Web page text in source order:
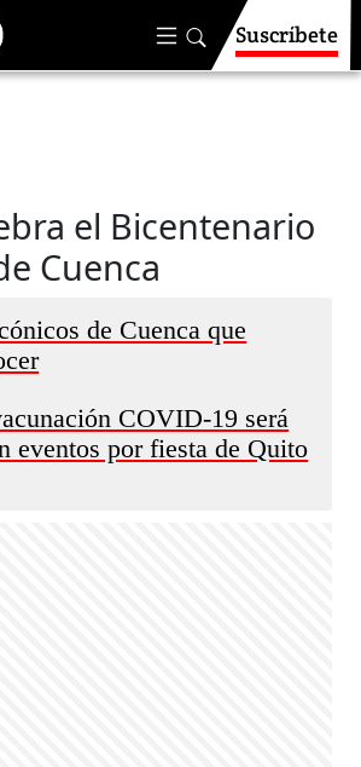
Suscríbete
el Bicentenario
Cuenca
de Cuenca que
COVID-19 será
eventos por fiesta de Quito